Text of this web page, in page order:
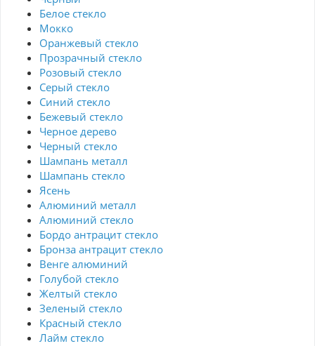
Белое стекло
Мокко
Оранжевый стекло
Прозрачный стекло
Розовый стекло
Серый стекло
Синий стекло
Бежевый стекло
Черное дерево
Черный стекло
Шампань металл
Шампань стекло
Ясень
Алюминий металл
Алюминий стекло
Бордо антрацит стекло
Бронза антрацит стекло
Венге алюминий
Голубой стекло
Желтый стекло
Зеленый стекло
Красный стекло
Лайм стекло